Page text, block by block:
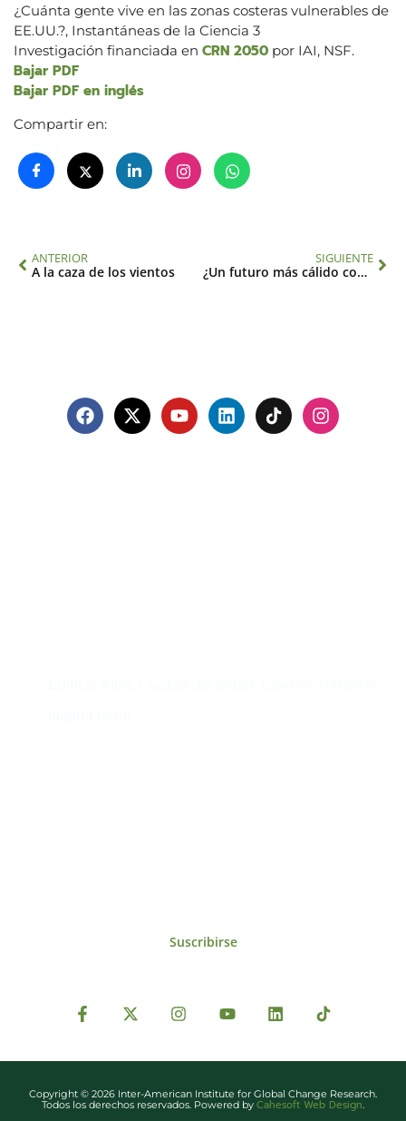
¿Cuánta gente vive en las zonas costeras vulnerables de
EE.UU.?, Instantáneas de la Ciencia 3
Investigación financiada en CRN 2050 por IAI, NSF.
Bajar PDF
Bajar PDF en inglés
Compartir en:
ANTERIOR
A la caza de los vientos
SIGUIENTE
¿Un futuro más cálido con huracanes más intensos?
Suscribirse
Copyright © 2026 Inter-American Institute for Global Change Research.
Todos los derechos reservados. Powered by Cahesoft Web Design.